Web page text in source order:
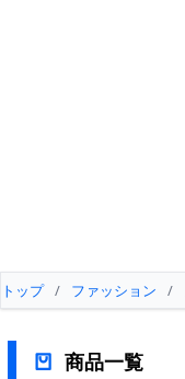
トップ / ファッション /
商品一覧